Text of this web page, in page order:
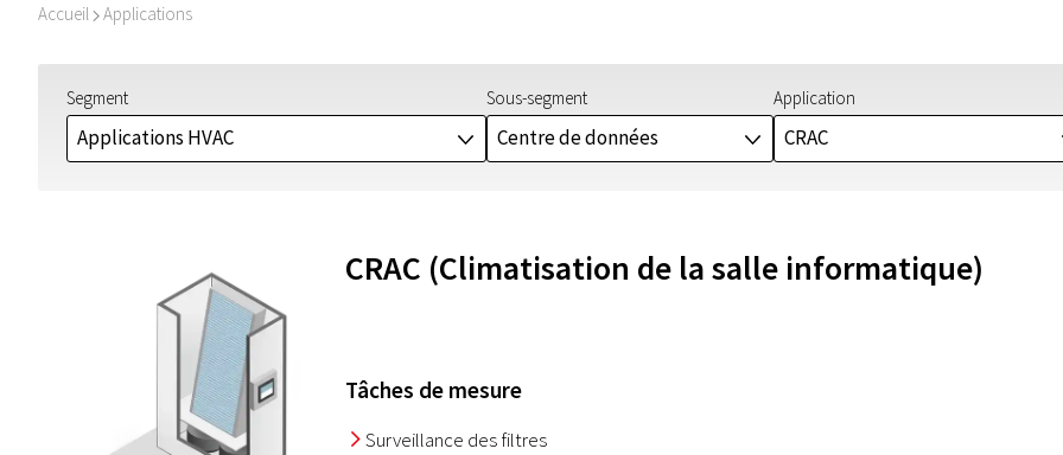
Accueil I Applications
Segment
Applications HVAC J
Sous-segment
Centre de données J
Application
CRAC
CRAC (Climatisation de la salle informatique)
Tâches de mesure
I Surveillance des filtres